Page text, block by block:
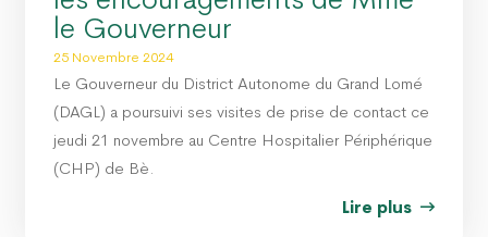
le Gouverneur
25 Novembre 2024
Le Gouverneur du District Autonome du Grand Lomé
(DAGL) a poursuivi ses visites de prise de contact ce
jeudi 21 novembre au Centre Hospitalier Périphérique
(CHP) de Bè.
Lire plus